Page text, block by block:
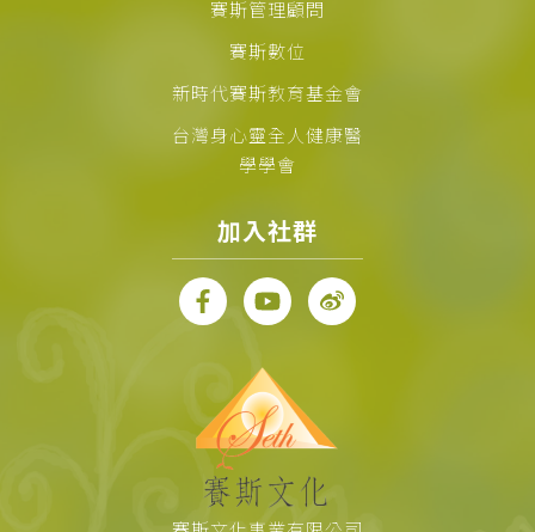
賽斯管理顧問
賽斯數位
新時代賽斯教育基金會
台灣身心靈全人健康醫
學學會
加入社群